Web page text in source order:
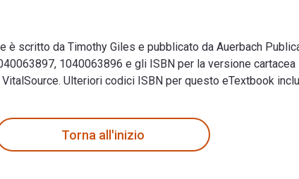
scritto da Timothy Giles e pubblicato da Auerbach
1040063896 e gli ISBN per la versione
Ulteriori codici ISBN per questo eTextbook
Torna all'inizio